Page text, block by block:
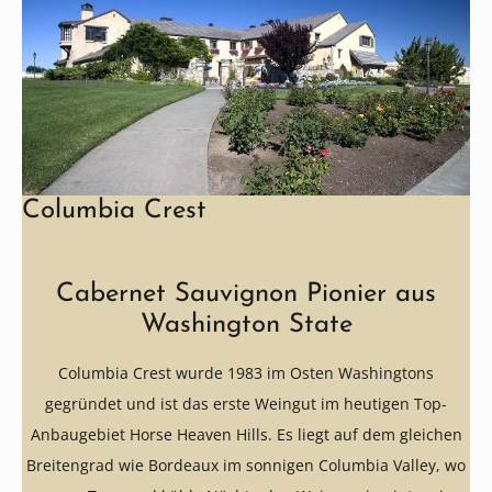
Columbia Crest
Cabernet Sauvignon Pionier aus
Washington State
Columbia Crest wurde 1983 im Osten Washingtons
gegründet und ist das erste Weingut im heutigen Top-
Anbaugebiet Horse Heaven Hills. Es liegt auf dem gleichen
Breitengrad wie Bordeaux im sonnigen Columbia Valley, wo